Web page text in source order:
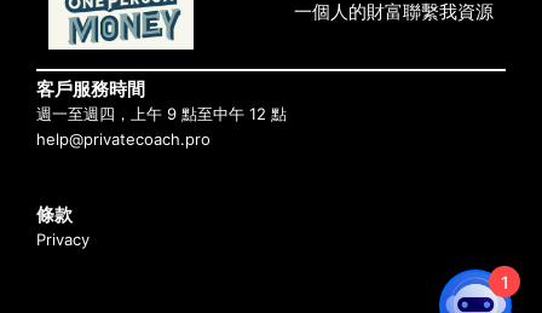
一個人的財富聯繫我資源
客戶服務時間
週一至週四，上午 9 點至中午 12 點
help@privatecoach.pro
條款
Privacy
1